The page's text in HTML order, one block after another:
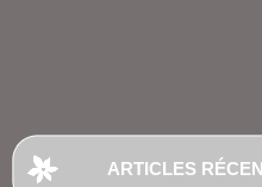
ARTICLES